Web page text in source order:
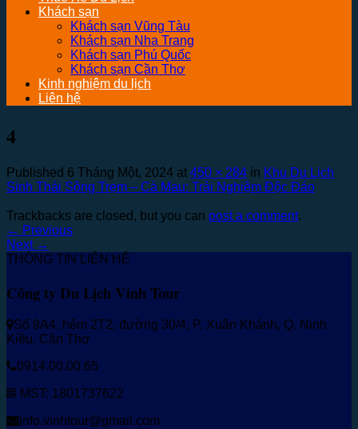
Khách sạn
Khách sạn Vũng Tàu
Khách sạn Nha Trang
Khách sạn Phú Quốc
Khách sạn Cần Thơ
Kinh nghiệm du lịch
Liên hệ
4
Published 6 Tháng Một, 2024 at 450 × 284 in Khu Du Lịch
Sinh Thái Sông Trẹm – Cà Mau: Trải Nghiệm Độc Đáo
Trackbacks are closed, but you can post a comment.
← Previous
Next →
THÔNG TIN LIÊN HỆ
Công ty Du Lịch Vinh Tour
Số 9A4, hẻm 2T2, đường 30/4, P. Xuân Khánh, Q. Ninh
Kiều, Cần Thơ
0914.00.00.65
MST: 1801737622
info.vinhtour@gmail.com